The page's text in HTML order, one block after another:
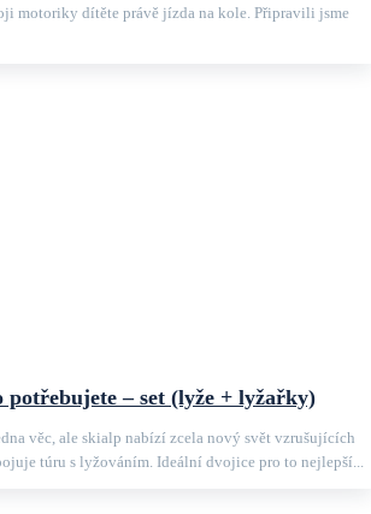
dítěte právě jízda na kole. Připravili jsme
potřebujete – set (lyže + lyžařky)
věc, ale skialp nabízí zcela nový svět vzrušujících
túru s lyžováním. Ideální dvojice pro to nejlepší...